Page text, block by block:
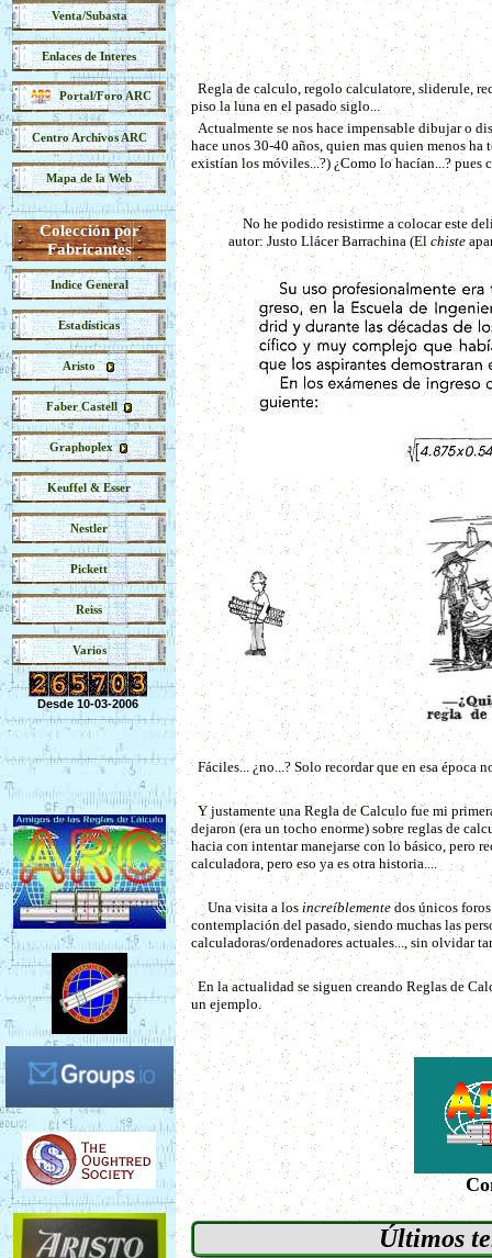
Venta/Subasta
Enlaces de Interes
Portal/Foro ARC
Centro Archivos ARC
Mapa de la Web
Colección por
Fabricantes
Indice General
Estadísticas
Aristo
Faber Castell
Graphoplex
Keuffel & Esser
Nestler
Pickett
Reiss
Varios
Desde 10-03-2006
Regla de calculo, regolo calculatore, sliderule,
piso la luna en el pasado siglo...
Actualmente se nos hace impensable dibujar o
hace unos 30-40 años, quien mas quien menos
existían los móviles...?) ¿Como lo hacían...? pues
No he podido resistirme a colocar este
autor: Justo Llácer Barrachina (El chiste
Fáciles... ¿no...? Solo recordar que en esa
Y justamente una Regla de Calculo fue mi
dejaron (era un tocho enorme) sobre reglas de
hacia con intentar manejarse con lo básico, pero
calculadora, pero eso ya es otra historia....
Una visita a los increíblemente dos únicos
contemplación del pasado, siendo muchas las
calculadoras/ordenadores actuales..., sin olvidar
En la actualidad se siguen creando Reglas de
un ejemplo.
Últimos